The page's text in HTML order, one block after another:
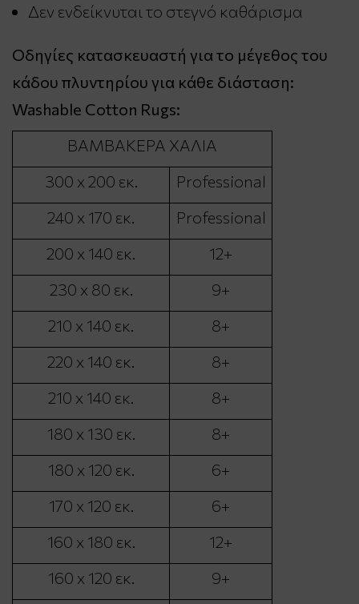
Δεν ενδείκνυται το στεγνό καθάρισμα
Οδηγίες κατασκευαστή για το μέγεθος του
κάδου πλυντηρίου για κάθε διάσταση:
Washable Cotton Rugs:
ΒΑΜΒΑΚΕΡΑ ΧΑΛΙΑ
300 x 200 εκ.
Professional
240 x 170 εκ.
Professional
200 x 140 εκ.
12+
230 x 80 εκ.
9+
210 x 140 εκ.
8+
220 x 140 εκ.
8+
210 x 140 εκ.
8+
180 x 130 εκ.
8+
180 x 120 εκ.
6+
170 x 120 εκ.
6+
160 x 180 εκ.
12+
160 x 120 εκ.
9+